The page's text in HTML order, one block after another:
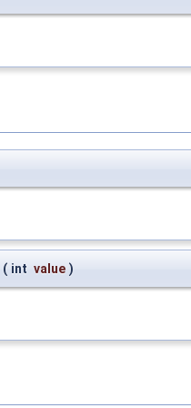
( int value )